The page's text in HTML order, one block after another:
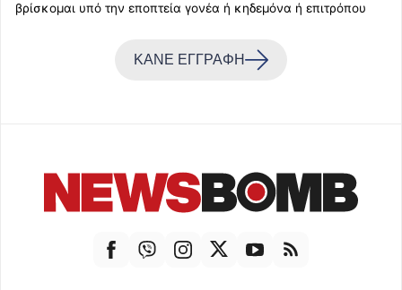
βρίσκομαι υπό την εποπτεία γονέα ή κηδεμόνα ή επιτρόπου
ΚΑΝΕ ΕΓΓΡΑΦΗ